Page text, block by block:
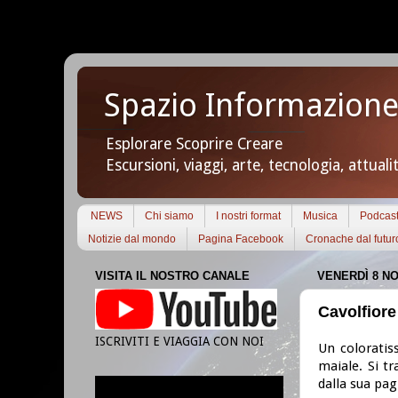
Spazio
Esplorare Scoprire Creare
Escursioni, viaggi, arte, tecnologia,
NEWS Chi siamo I nostri format Musica
Podcast
Notizie dal mondo
Pagina Facebook Cronache dal
VENERDÌ 8
Un
maiale. Si
dalla sua
VISITA IL NOSTRO CANALE
ISCRIVITI E VIAGGIA CON NOI